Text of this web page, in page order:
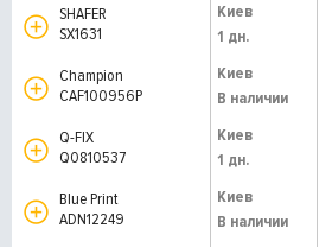
SHAFER
SX1631
Киев
1 дн.
Champion
CAF100956P
Киев
В наличии
Q-FIX
Q0810537
Киев
1 дн.
Blue Print
ADN12249
Киев
В наличии